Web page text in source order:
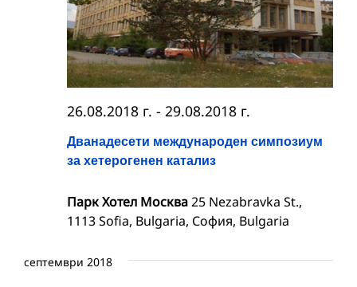
Дванадесети международен симпозиум
за хетерогенен катализ
26.08.2018 г. - 29.08.2018 г.
Парк Хотел Москва25 Nezabravka St.,
1113 Sofia, Bulgaria, София, Bulgaria
септември 2018